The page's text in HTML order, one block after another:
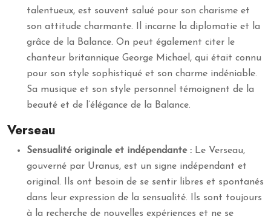
talentueux, est souvent salué pour son charisme et
son attitude charmante. Il incarne la diplomatie et la
grâce de la Balance. On peut également citer le
chanteur britannique George Michael, qui était connu
pour son style sophistiqué et son charme indéniable.
Sa musique et son style personnel témoignent de la
beauté et de l’élégance de la Balance.
Verseau
Sensualité originale et indépendante : Le Verseau,
gouverné par Uranus, est un signe indépendant et
original. Ils ont besoin de se sentir libres et spontanés
dans leur expression de la sensualité. Ils sont toujours
à la recherche de nouvelles expériences et ne se